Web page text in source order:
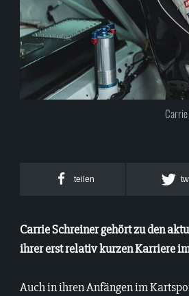
teilen
Carrie Schreiner gehört zu den
ihrer erst relativ kurzen Karriere
Auch in ihren Anfängen im